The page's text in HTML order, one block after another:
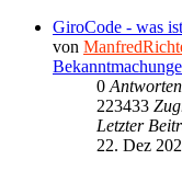
GiroCode - was
von
0 Antworten
223433
Letzter
22. Dez